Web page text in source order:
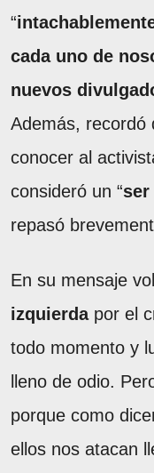
“
cada uno de
nuevos
Además, recordó
conocer al
consideró un “ser
repasó
En su mensaje
izquierdapor el
todo momento y
lleno de odio.
porque como
ellos nos atacan